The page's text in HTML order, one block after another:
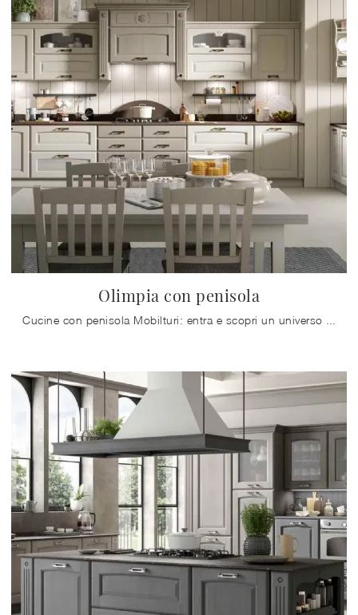
Olimpia con penisola